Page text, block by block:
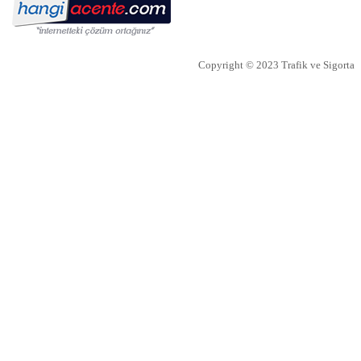
Bireysel emeklilik ve hayat sigortası şirketi AvivaSA,
Copyright © 2023 Trafik ve Sigorta